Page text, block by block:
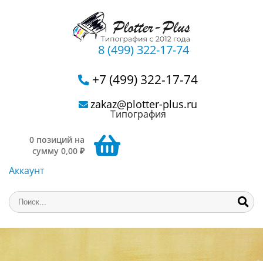
8 (499) 322-17-74
+7 (499) 322-17-74
zakaz@plotter-plus.ru
Типография
0 позиций на
сумму 0,00 ₽
Аккаунт